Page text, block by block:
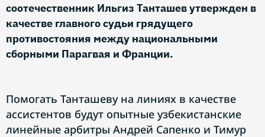
соотечественник Ильгиз Танташев утвержден в
качестве главного судьи грядущего
противостояния между национальными
сборными Парагвая и Франции.
Помогать Танташеву на линиях в качестве
ассистентов будут опытные узбекистанские
линейные арбитры Андрей Сапенко и Тимур